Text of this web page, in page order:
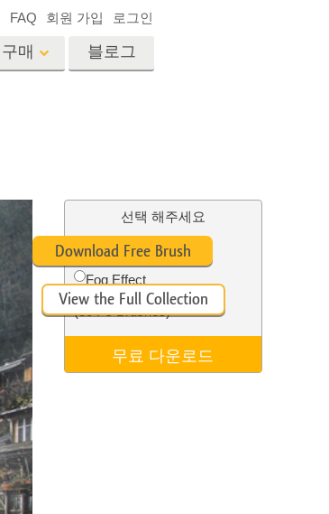
사진 서비스
Video Editing Services
구매 블로그
FAQ 회원 가입 로그인
선택 해주세요
Free Ps Brush #9
Fog Effect
(30 Ps Brushes)
무료 다운로드
Download Free Brush
View the Full Collection